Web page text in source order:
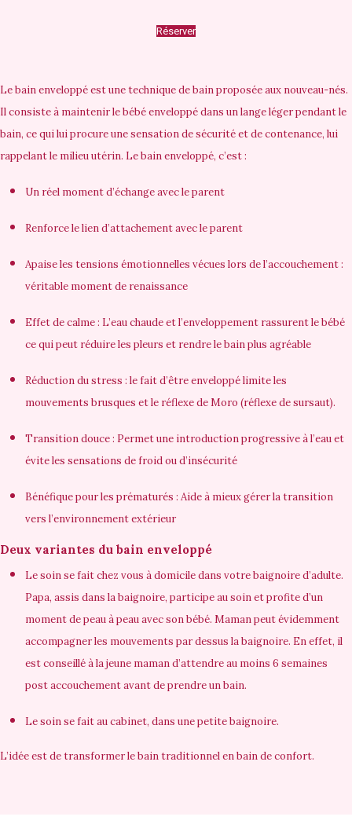
Réserver
Le bain enveloppé est une technique de bain proposée aux nouveau-nés.
Il consiste à maintenir le bébé enveloppé dans un lange léger pendant le
bain, ce qui lui procure une sensation de sécurité et de contenance, lui
rappelant le milieu utérin. Le bain enveloppé, c’est :
Un réel moment d’échange avec le parent
Renforce le lien d’attachement avec le parent
Apaise les tensions émotionnelles vécues lors de l’accouchement :
véritable moment de renaissance
Effet de calme : L’eau chaude et l’enveloppement rassurent le bébé
ce qui peut réduire les pleurs et rendre le bain plus agréable
Réduction du stress : le fait d’être enveloppé limite les
mouvements brusques et le réflexe de Moro (réflexe de sursaut).
Transition douce : Permet une introduction progressive à l’eau et
évite les sensations de froid ou d’insécurité
Bénéfique pour les prématurés : Aide à mieux gérer la transition
vers l’environnement extérieur
Deux variantes du bain enveloppé
Le soin se fait chez vous à domicile dans votre baignoire d’adulte.
Papa, assis dans la baignoire, participe au soin et profite d’un
moment de peau à peau avec son bébé. Maman peut évidemment
accompagner les mouvements par dessus la baignoire. En effet, il
est conseillé à la jeune maman d’attendre au moins 6 semaines
post accouchement avant de prendre un bain.
Le soin se fait au cabinet, dans une petite baignoire.
L’idée est de transformer le bain traditionnel enbain de confort.